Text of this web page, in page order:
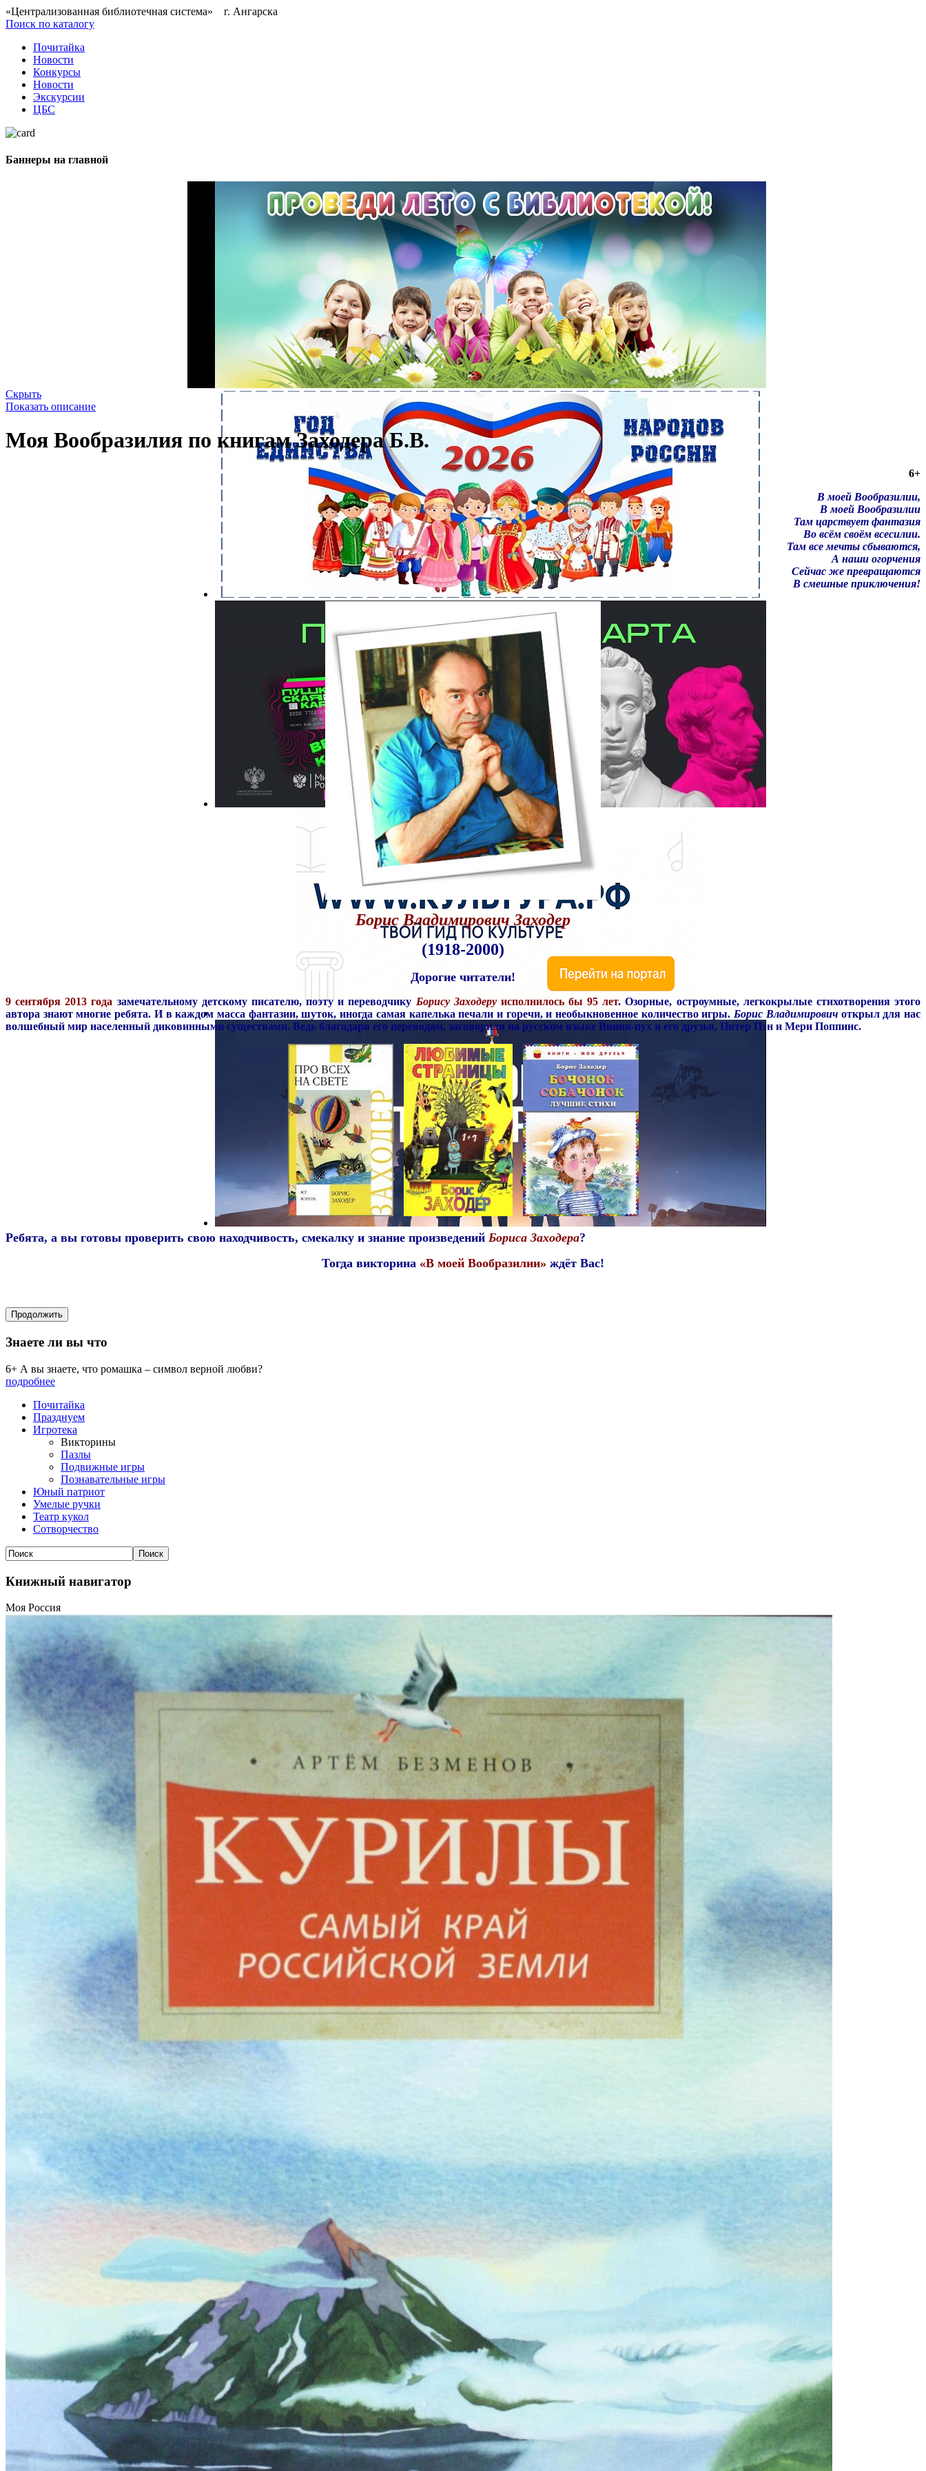
«Централизованная библиотечная система» г. Ангарска
Поиск по каталогу
Почитайка
Новости
Конкурсы
Новости
Экскурсии
ЦБС
Баннеры на главной
Скрыть
Показать описание
Моя Вообразилия по книгам Заходера Б.В.
6+
В моей Вообразилии,
В моей Вообразилии
Там царствует фантазия
Во всём своём всесилии.
Там все мечты сбываются,
А наши огорчения
Сейчас же превращаются
В смешные приключения!
Борис Владимирович Заходер
(1918-2000)
Дорогие читатели!
9 сентября 2013 года замечательному детскому писателю, поэту и переводчику Борису Заходеруисполнилось бы 95 лет. Озорные, остроумные, легкокрылые стихотворения этого
автора знают многие ребята. И в каждом масса фантазии, шуток, иногда самая капелька печали и горечи, и необыкновенное количество игры.Борис Владимировичоткрыл для нас
волшебный мир населенный диковинными существами. Ведь благодаря его переводам, заговорили на русском языке Винни-пух и его друзья, Питер Пэн и Мери Поппинс.
Ребята, а вы готовы проверить свою находчивость, смекалку и знание произведений Бориса Заходера?
Тогда викторина «В моей Вообразилии» ждёт Вас!
Знаете ли вы что
6+ А вы знаете, что ромашка – символ верной любви?
подробнее
Почитайка
Празднуем
Игротека
Викторины
Пазлы
Подвижные игры
Познавательные игры
Юный патриот
Умелые ручки
Театр кукол
Сотворчество
Книжный навигатор
Моя Россия